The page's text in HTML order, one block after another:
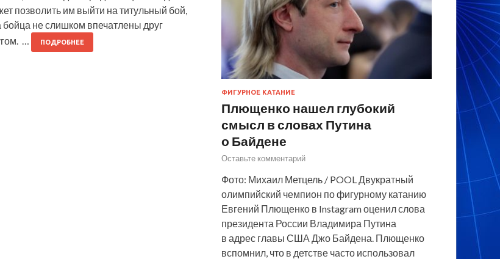
позволить им выйти на титульный бой,
бойца не слишком впечатлены друг
…
ПОДРОБНЕЕ
ФИГУРНОЕ КАТАНИЕ
Плющенко нашел глубокий
смысл в словах Путина
о Байдене
Оставьте комментарий
Фото: Михаил Метцель / POOL Двукратный
олимпийский чемпион по фигурному катанию
Евгений Плющенко в Instagram оценил слова
президента России Владимира Путина
в адрес главы США Джо Байдена. Плющенко
вспомнил, что в детстве часто использовал